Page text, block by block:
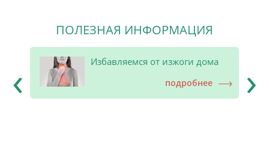
ПОЛЕЗНАЯ ИНФОРМАЦИЯ
Избавляемся от изжоги дома
подробнее
‹ ›